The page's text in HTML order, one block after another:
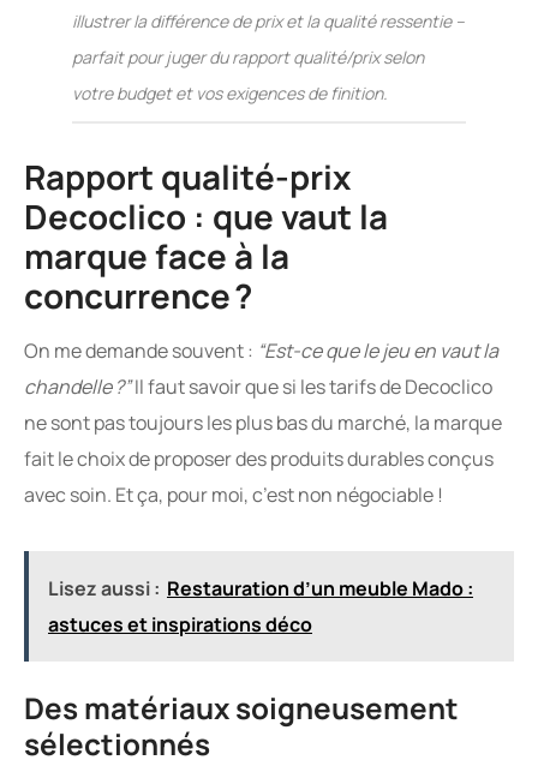
illustrer la différence de prix et la qualité ressentie –
parfait pour juger du rapport qualité/prix selon
votre budget et vos exigences de finition.
Rapport qualité-prix
Decoclico : que vaut la
marque face à la
concurrence ?
On me demande souvent : “Est-ce que le jeu en vaut la
chandelle ?”Il faut savoir que si les tarifs de Decoclico
ne sont pas toujours les plus bas du marché, la marque
fait le choix de proposer des produits durables conçus
avec soin. Et ça, pour moi, c’est non négociable !
Lisez aussi : Restauration d’un meuble Mado :
astuces et inspirations déco
Des matériaux soigneusement
sélectionnés